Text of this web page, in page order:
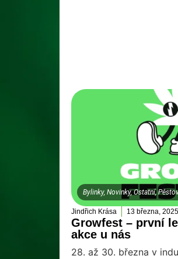
Bylinky, Novinky,Ostatní,
Jindřich Krása 13 března, 2025
Growfest – první
akce u nás
28. až 30. března v